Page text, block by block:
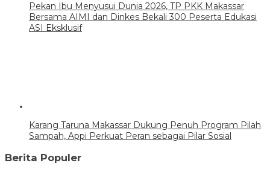
Pekan Ibu Menyusui Dunia 2026, TP PKK Makassar
Bersama AIMI dan Dinkes Bekali 300 Peserta Edukasi
ASI Eksklusif
Karang Taruna Makassar Dukung Penuh Program Pilah
Sampah, Appi Perkuat Peran sebagai Pilar Sosial
Berita Populer